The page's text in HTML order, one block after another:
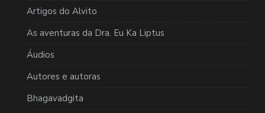
Artigos do Alvito
As aventuras da Dra. Eu Ka Liptus
Áudios
Autores e autoras
Bhagavadgita